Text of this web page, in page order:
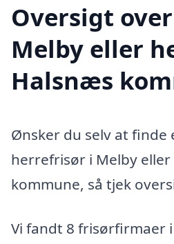
Oversigt
Melby eller
Halsnæs
Ønsker du selv at finde
herrefrisør i Melby
kommune, så tjek
Vi fandt 8 frisørfirmaer